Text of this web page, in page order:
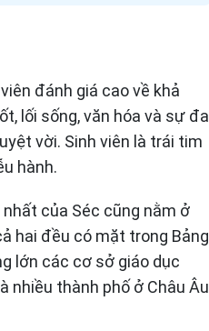
đánh giá cao về khả
lối sống, văn hóa và sự đa
vời. Sinh viên là trái tim
hành.
của Séc cũng nằm ở
hai đều có mặt trong Bảng
lớn các cơ sở giáo dục
nhiều thành phố ở Châu Âu